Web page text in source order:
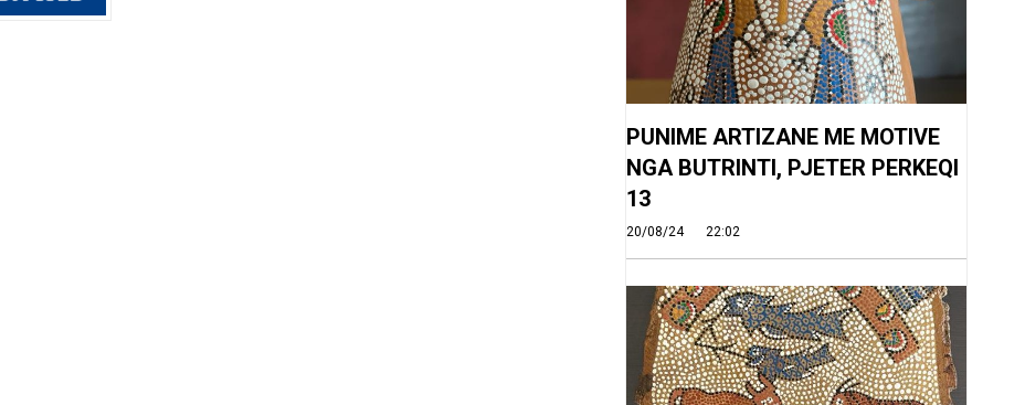
PUNIME ARTIZANE ME MOTIVE
NGA BUTRINTI, PJETER PERKEQI
13
20/08/24 22:02